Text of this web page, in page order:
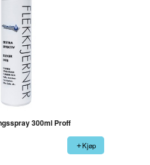
300ml Proff
Kjøp